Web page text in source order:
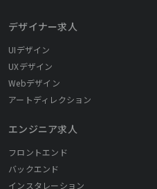
デザイナー求人
UIデザイン
UXデザイン
Webデザイン
アートディレクション
エンジニア求人
フロントエンド
バックエンド
インスタレーション